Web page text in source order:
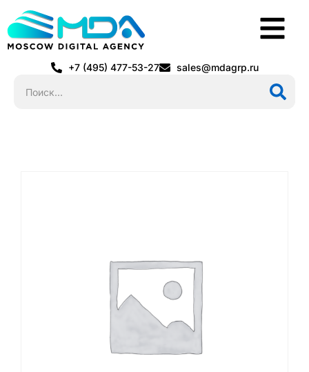
+7 (495) 477-53-27 sales@mdagrp.ru